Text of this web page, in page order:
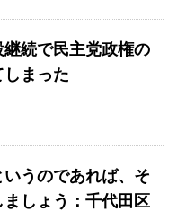
続で民主党政権の
まった
いうのであれば、そ
しょう：千代田区